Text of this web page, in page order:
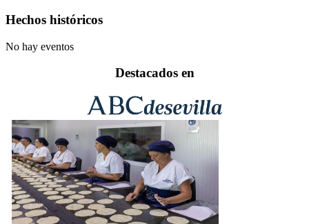
Hechos históricos
No hay eventos
Destacados en